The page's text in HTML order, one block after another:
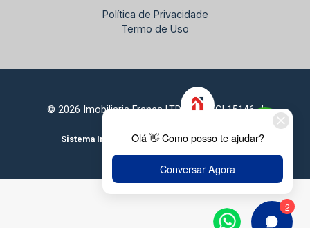
Política de Privacidade
Termo de Uso
© 2026 Imobiliaria França LTDA - CRECI 15146-J
Sistema Imobiliário Feito com porKUROLE